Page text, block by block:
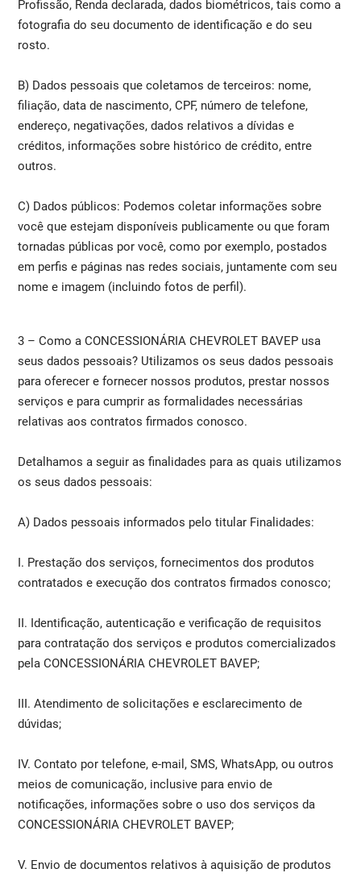
Profissão, Renda declarada, dados biométricos, tais como a
fotografia do seu documento de identificação e do seu
rosto.
B) Dados pessoais que coletamos de terceiros: nome,
filiação, data de nascimento, CPF, número de telefone,
endereço, negativações, dados relativos a dívidas e
créditos, informações sobre histórico de crédito, entre
outros.
C) Dados públicos: Podemos coletar informações sobre
você que estejam disponíveis publicamente ou que foram
tornadas públicas por você, como por exemplo, postados
em perfis e páginas nas redes sociais, juntamente com seu
nome e imagem (incluindo fotos de perfil).
3 – Como a CONCESSIONÁRIA CHEVROLET BAVEP usa
seus dados pessoais? Utilizamos os seus dados pessoais
para oferecer e fornecer nossos produtos, prestar nossos
serviços e para cumprir as formalidades necessárias
relativas aos contratos firmados conosco.
Detalhamos a seguir as finalidades para as quais utilizamos
os seus dados pessoais:
A) Dados pessoais informados pelo titular Finalidades:
I. Prestação dos serviços, fornecimentos dos produtos
contratados e execução dos contratos firmados conosco;
II. Identificação, autenticação e verificação de requisitos
para contratação dos serviços e produtos comercializados
pela CONCESSIONÁRIA CHEVROLET BAVEP;
III. Atendimento de solicitações e esclarecimento de
dúvidas;
IV. Contato por telefone, e-mail, SMS, WhatsApp, ou outros
meios de comunicação, inclusive para envio de
notificações, informações sobre o uso dos serviços da
CONCESSIONÁRIA CHEVROLET BAVEP;
V. Envio de documentos relativos à aquisição de produtos